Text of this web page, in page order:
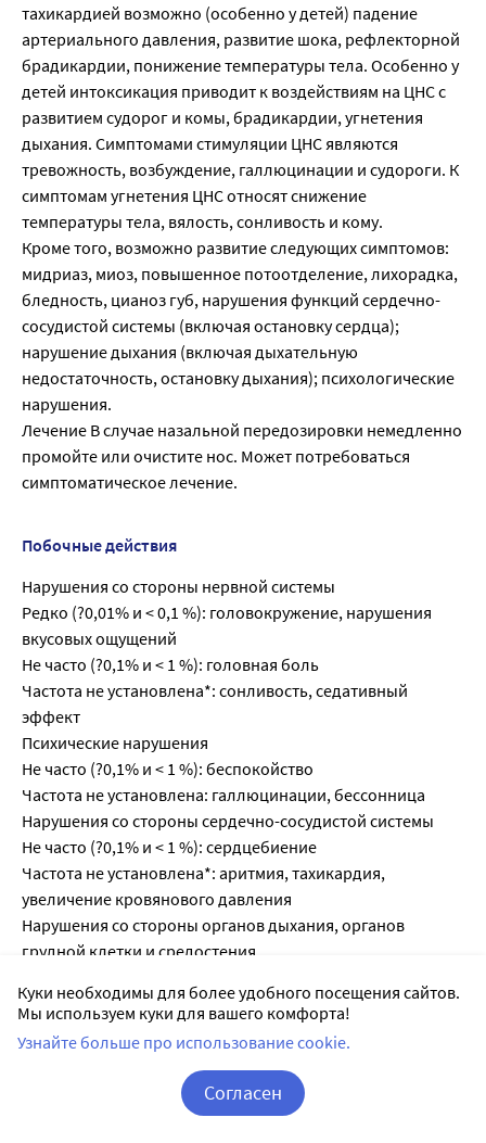
тахикардией возможно (особенно у детей) падение
артериального давления, развитие шока, рефлекторной
брадикардии, понижение температуры тела. Особенно у
детей интоксикация приводит к воздействиям на ЦНС с
развитием судорог и комы, брадикардии, угнетения
дыхания. Симптомами стимуляции ЦНС являются
тревожность, возбуждение, галлюцинации и судороги. К
симптомам угнетения ЦНС относят снижение
температуры тела, вялость, сонливость и кому.
Кроме того, возможно развитие следующих симптомов:
мидриаз, миоз, повышенное потоотделение, лихорадка,
бледность, цианоз губ, нарушения функций сердечно-
сосудистой системы (включая остановку сердца);
нарушение дыхания (включая дыхательную
недостаточность, остановку дыхания); психологические
нарушения.
Лечение В случае назальной передозировки немедленно
промойте или очистите нос. Может потребоваться
симптоматическое лечение.
Побочные действия
Нарушения со стороны нервной системы
Редко (?0,01% и < 0,1 %): головокружение, нарушения
вкусовых ощущений
Не часто (?0,1% и < 1 %): головная боль
Частота не установлена*: сонливость, седативный
эффект
Психические нарушения
Не часто (?0,1% и < 1 %): беспокойство
Частота не установлена: галлюцинации, бессонница
Нарушения со стороны сердечно-сосудистой системы
Не часто (?0,1% и < 1 %): сердцебиение
Частота не установлена*: аритмия, тахикардия,
увеличение кровянового давления
Нарушения со стороны органов дыхания, органов
грудной клетки и средостения
Не часто (?0,1% и < 1 %): отек носа, сухость во рту,
ринорея, чихание
Редко (?0,01% и < 0,1 %): носовое кровотечение
Нарушения со стороны желудочно-кишечного тракта
Не часто (?0,1% и < 1 %): тошнота
Куки необходимы для более удобного посещения сайтов.
Мы используем куки для вашего комфорта!
Узнайте больше про использование cookie.
Согласен